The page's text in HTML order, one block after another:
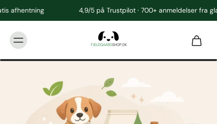
4,9/5 på Trustpilot · 700+ anmeldelser fra glade kunder